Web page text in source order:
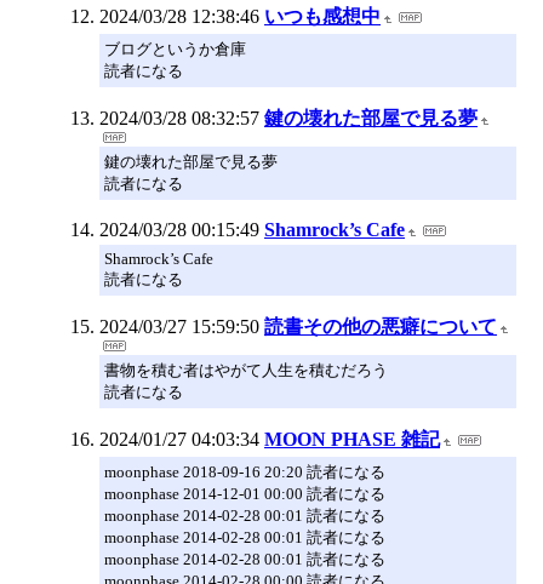
2024/03/28 12:38:46 いつも感想中
ブログというか倉庫
読者になる
2024/03/28 08:32:57 鍵の壊れた部屋で見る夢
鍵の壊れた部屋で見る夢
読者になる
2024/03/28 00:15:49 Shamrock’s Cafe
Shamrock’s Cafe
読者になる
2024/03/27 15:59:50 読書その他の悪癖について
書物を積む者はやがて人生を積むだろう
読者になる
2024/01/27 04:03:34 MOON PHASE 雑記
moonphase 2018-09-16 20:20 読者になる
moonphase 2014-12-01 00:00 読者になる
moonphase 2014-02-28 00:01 読者になる
moonphase 2014-02-28 00:01 読者になる
moonphase 2014-02-28 00:01 読者になる